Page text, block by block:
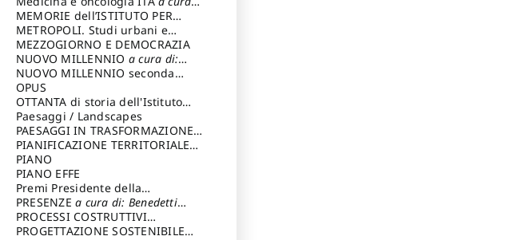
di: Lopez Massimo
MEMORIE dell’ISTITUTO PER
STORIA DEL RISORGIMENTO
METROPOLI. Studi urbani e
regionali
MEZZOGIORNO E DEMOCRAZIA
NUOVO MILLENNIO a cura di:
Capaldo Pellegrino
NUOVO MILLENNIO seconda
serie
Francesco
OPUS
OTTANTA di storia dell'Istituto
storia dell’Istitutoa cura di:
Cavalieri Patrizia
Paesaggi / Landscapes
PAESAGGI IN TRASFORMAZIONEa
cura di: Corti Enrico A.
PIANIFICAZIONE TERRITORIALE
URBANISTICA ED AMBIENTALE
cura di: Costa Enrico
PIANO
PIANO EFFE
Premi Presidente della
Repubblica
PRESENZEa cura di: Benedetti
Sandro
PROCESSI COSTRUTTIVI
DELL'ARCHITETTURAa cura di:
PROGETTAZIONE SOSTENIBILE